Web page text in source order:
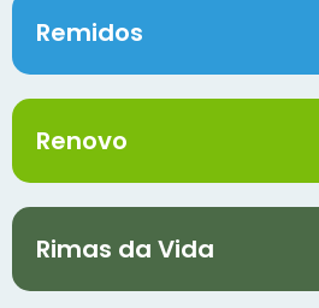
Remidos
Renovo
Rimas da Vida